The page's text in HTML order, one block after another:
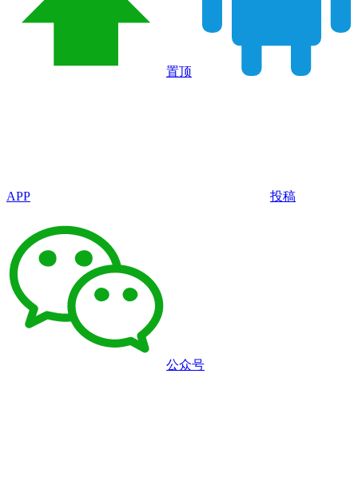
置顶
APP 投稿
公众号